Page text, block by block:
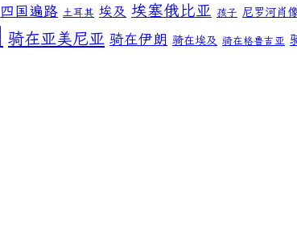
四国遍路 土耳其 埃及 埃塞俄比亚 孩子 尼罗河肖
骑在亚美尼亚 骑在伊朗 骑在埃及 骑在格鲁吉亚